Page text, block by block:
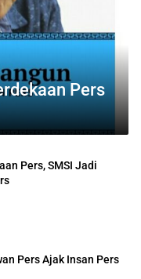
Pers
Pers, SMSI Jadi
Pers Ajak Insan Pers